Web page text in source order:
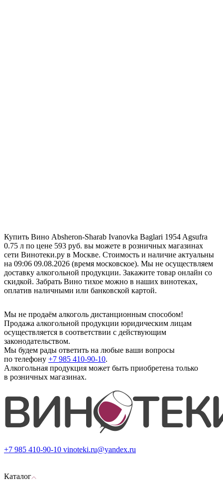
Купить Вино Absheron-Sharab Ivanovka Baglari 1954 Agsufra
0.75 л по цене 593 руб. вы можете в розничных магазинах
сети Винотеки.ру в Москве. Стоимость и наличие актуальны
на 09:06 09.08.2026 (время московское). Мы не осуществляем
доставку алкогольной продукции. Закажите товар онлайн со
скидкой. Забрать Вино тихое можно в наших винотеках,
оплатив наличными или банковской картой.
Мы не продаём алкоголь дистанционным способом!
Продажа алкогольной продукции юридическим лицам
осуществляется в соответствии с действующим
законодательством.
Мы будем рады ответить на любые ваши вопросы
по телефону +7 985 410-90-10.
Алкогольная продукция может быть приобретена только
в розничных магазинах.
+7 985 410-90-10 vinoteki.ru@yandex.ru
Каталог